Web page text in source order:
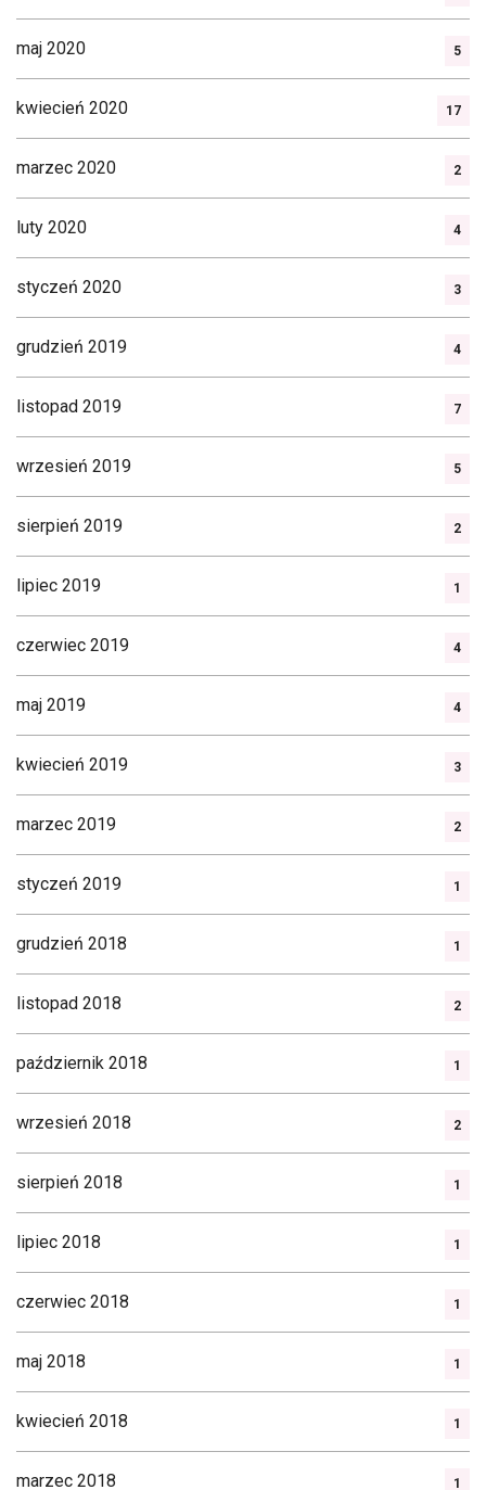
maj 2020 5
kwiecień 2020 17
marzec 2020 2
luty 2020 4
styczeń 2020 3
grudzień 2019 4
listopad 2019 7
wrzesień 2019 5
sierpień 2019 2
lipiec 2019 1
czerwiec 2019 4
maj 2019 4
kwiecień 2019 3
marzec 2019 2
styczeń 2019 1
grudzień 2018 1
listopad 2018 2
październik 2018 1
wrzesień 2018 2
sierpień 2018 1
lipiec 2018 1
czerwiec 2018 1
maj 2018 1
kwiecień 2018 1
marzec 2018 1